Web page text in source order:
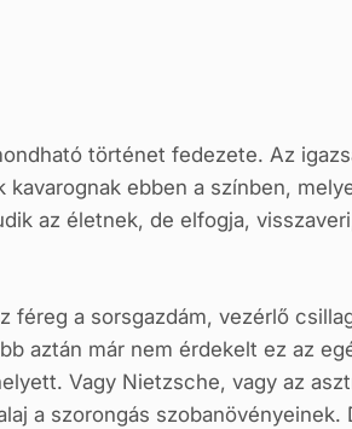
történet fedezete. Az
ebben a színben,
az életnek, de elfogja,
féreg a sorsgazdám, vezérlő
aztán már nem érdekelt ez az
Vagy Nietzsche, vagy az
a szorongás szobanövényeinek.